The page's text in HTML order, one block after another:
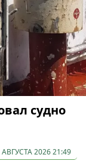
судно
АВГУСТА 2026 21:49